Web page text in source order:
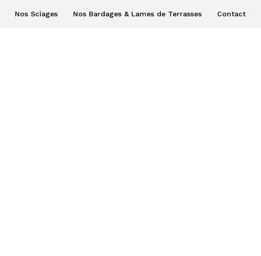
Nos Sciages Nos Bardages & Lames de Terrasses Contact